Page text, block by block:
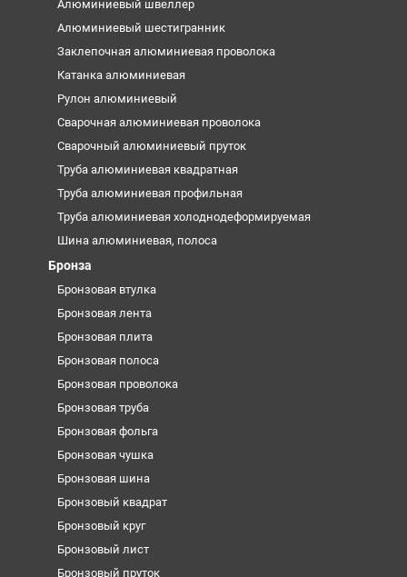
Алюминиевый швеллер
Алюминиевый шестигранник
Заклепочная алюминиевая проволока
Катанка алюминиевая
Рулон алюминиевый
Сварочная алюминиевая проволока
Сварочный алюминиевый пруток
Труба алюминиевая квадратная
Труба алюминиевая профильная
Труба алюминиевая холоднодеформируемая
Шина алюминиевая, полоса
Бронза
Бронзовая втулка
Бронзовая лента
Бронзовая плита
Бронзовая полоса
Бронзовая проволока
Бронзовая труба
Бронзовая фольга
Бронзовая чушка
Бронзовая шина
Бронзовый квадрат
Бронзовый круг
Бронзовый лист
Бронзовый пруток